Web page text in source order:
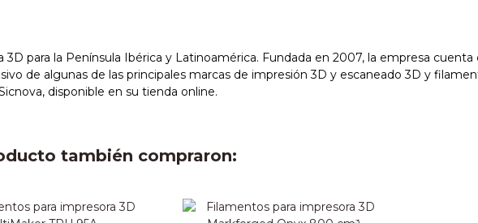
para la Península Ibérica y Latinoamérica. Fundada en 2007, la empresa
de algunas de las principales marcas de impresión 3D y escaneado 3D y
disponible en su tienda online.
también compraron: